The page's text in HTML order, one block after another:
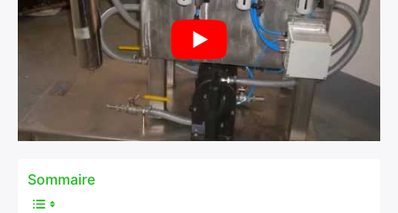
Sommaire